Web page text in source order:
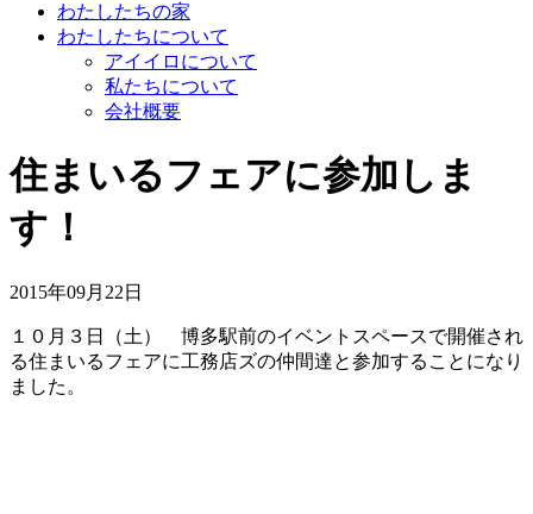
わたしたちの家
わたしたちについて
アイイロについて
私たちについて
会社概要
住まいるフェアに参加しま
す！
2015年09月22日
１０月３日（土） 博多駅前のイベントスペースで開催され
る住まいるフェアに工務店ズの仲間達と参加することになり
ました。